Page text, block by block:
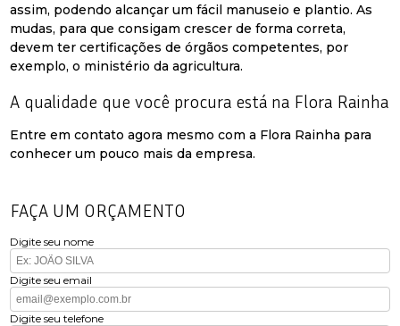
assim, podendo alcançar um fácil manuseio e plantio. As
mudas, para que consigam crescer de forma correta,
devem ter certificações de órgãos competentes, por
exemplo, o ministério da agricultura.
A qualidade que você procura está na Flora Rainha
Entre em contato agora mesmo com a Flora Rainha para
conhecer um pouco mais da empresa.
FAÇA UM ORÇAMENTO
Digite seu nome
Digite seu email
Digite seu telefone